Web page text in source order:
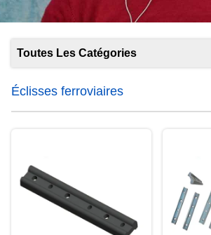
Toutes Les Catégories
Éclisses ferroviaires